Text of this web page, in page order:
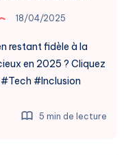
18/04/2025
restant fidèle à la
en 2025 ? Cliquez
#Inclusion
5 min de lecture